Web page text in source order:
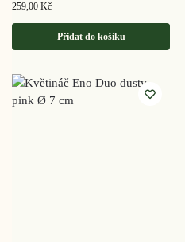
259,00 Kč
Přidat do košíku